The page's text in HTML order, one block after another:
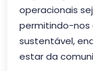
operacionais
permitindo-nos
sustentável,
estar da